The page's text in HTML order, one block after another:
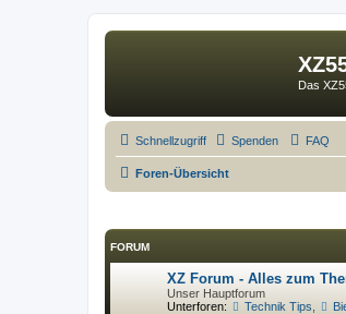
Das
Schnellzugriff Spenden FAQ
Foren-Übersicht
FORUM
XZ Forum - Alles zum
Unser Hauptforum
Unterforen:
Technik Tips